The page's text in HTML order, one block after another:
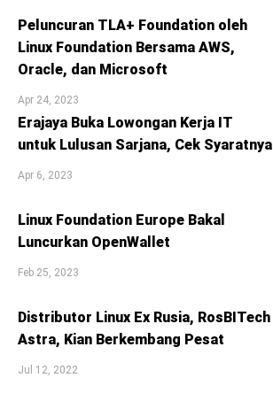
Peluncuran TLA+ Foundation oleh
Linux Foundation Bersama AWS,
Oracle, dan Microsoft
Apr 24, 2023
Erajaya Buka Lowongan Kerja IT
untuk Lulusan Sarjana, Cek Syaratnya
Apr 6, 2023
Linux Foundation Europe Bakal
Luncurkan OpenWallet
Feb 25, 2023
Distributor Linux Ex Rusia, RosBITech
Astra, Kian Berkembang Pesat
Jul 12, 2022